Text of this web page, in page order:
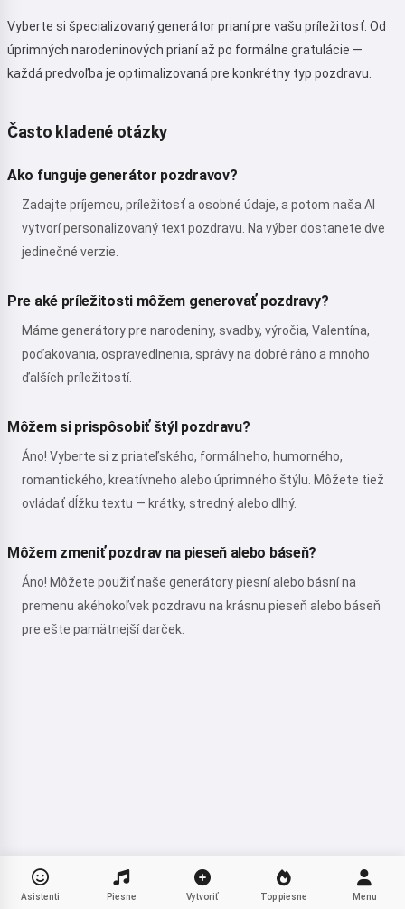
Vyberte si špecializovaný generátor prianí pre vašu príležitosť. Od
úprimných narodeninových prianí až po formálne gratulácie —
každá predvoľba je optimalizovaná pre konkrétny typ pozdravu.
Často kladené otázky
Ako funguje generátor pozdravov?
Zadajte príjemcu, príležitosť a osobné údaje, a potom naša AI
vytvorí personalizovaný text pozdravu. Na výber dostanete dve
jedinečné verzie.
Pre aké príležitosti môžem generovať pozdravy?
Máme generátory pre narodeniny, svadby, výročia, Valentína,
poďakovania, ospravedlnenia, správy na dobré ráno a mnoho
ďalších príležitostí.
Môžem si prispôsobiť štýl pozdravu?
Áno! Vyberte si z priateľského, formálneho, humorného,
romantického, kreatívneho alebo úprimného štýlu. Môžete tiež
ovládať dĺžku textu — krátky, stredný alebo dlhý.
Môžem zmeniť pozdrav na pieseň alebo báseň?
Áno! Môžete použiť naše generátory piesní alebo básní na
premenu akéhokoľvek pozdravu na krásnu pieseň alebo báseň
pre ešte pamätnejší darček.
Asistenti Piesne Vytvoriť Top piesne Menu